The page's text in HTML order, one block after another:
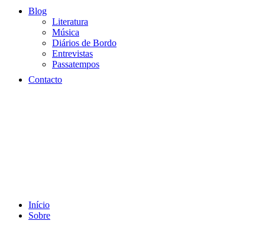
Blog
Literatura
Música
Diários de Bordo
Entrevistas
Passatempos
Contacto
Início
Sobre